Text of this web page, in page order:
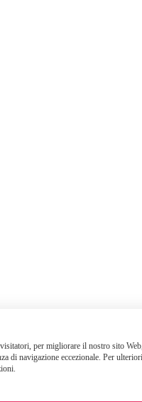
per migliorare il nostro sito Web,
di navigazione eccezionale. Per ulteriori